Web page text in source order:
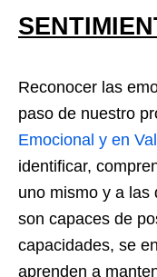
Reconocer las
paso de nuestro
Emocional y en
identificar,
uno mismo y a las
son capaces de
capacidades, se
aprenden a